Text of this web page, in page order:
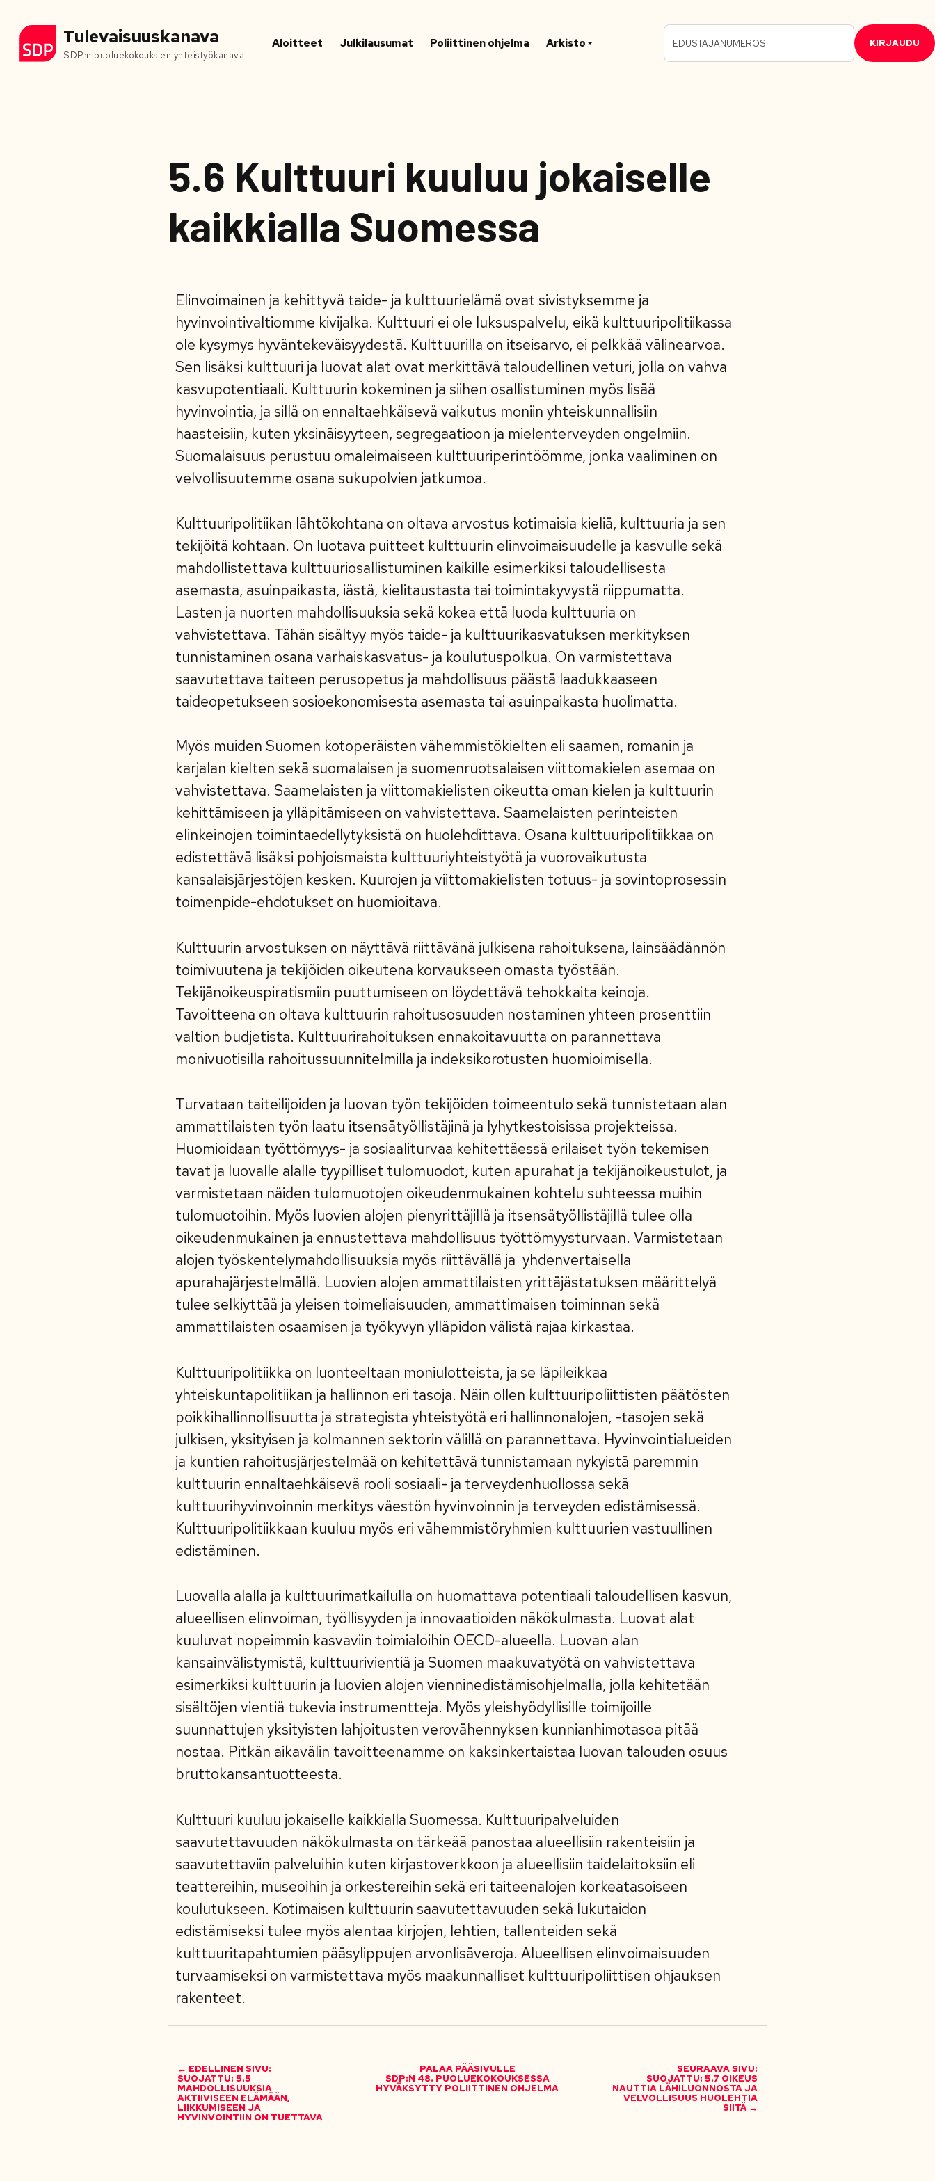
Tulevaisuuskanava
SDP:n puoluekokouksien yhteistyökanava
Aloitteet Julkilausumat Poliittinen ohjelma Arkisto KIRJAUDU
5.6 Kulttuuri kuuluu jokaiselle
kaikkialla Suomessa
Elinvoimainen ja kehittyvä taide- ja kulttuurielämä ovat sivistyksemme ja
hyvinvointivaltiomme kivijalka. Kulttuuri ei ole luksuspalvelu, eikä kulttuuripolitiikassa
ole kysymys hyväntekeväisyydestä. Kulttuurilla on itseisarvo, ei pelkkää välinearvoa.
Sen lisäksi kulttuuri ja luovat alat ovat merkittävä taloudellinen veturi, jolla on vahva
kasvupotentiaali. Kulttuurin kokeminen ja siihen osallistuminen myös lisää
hyvinvointia, ja sillä on ennaltaehkäisevä vaikutus moniin yhteiskunnallisiin
haasteisiin, kuten yksinäisyyteen, segregaatioon ja mielenterveyden ongelmiin.
Suomalaisuus perustuu omaleimaiseen kulttuuriperintöömme, jonka vaaliminen on
velvollisuutemme osana sukupolvien jatkumoa.
Kulttuuripolitiikan lähtökohtana on oltava arvostus kotimaisia kieliä, kulttuuria ja sen
tekijöitä kohtaan. On luotava puitteet kulttuurin elinvoimaisuudelle ja kasvulle sekä
mahdollistettava kulttuuriosallistuminen kaikille esimerkiksi taloudellisesta
asemasta, asuinpaikasta, iästä, kielitaustasta tai toimintakyvystä riippumatta.
Lasten ja nuorten mahdollisuuksia sekä kokea että luoda kulttuuria on
vahvistettava. Tähän sisältyy myös taide- ja kulttuurikasvatuksen merkityksen
tunnistaminen osana varhaiskasvatus- ja koulutuspolkua. On varmistettava
saavutettava taiteen perusopetus ja mahdollisuus päästä laadukkaaseen
taideopetukseen sosioekonomisesta asemasta tai asuinpaikasta huolimatta.
Myös muiden Suomen kotoperäisten vähemmistökielten eli saamen, romanin ja
karjalan kielten sekä suomalaisen ja suomenruotsalaisen viittomakielen asemaa on
vahvistettava. Saamelaisten ja viittomakielisten oikeutta oman kielen ja kulttuurin
kehittämiseen ja ylläpitämiseen on vahvistettava. Saamelaisten perinteisten
elinkeinojen toimintaedellytyksistä on huolehdittava. Osana kulttuuripolitiikkaa on
edistettävä lisäksi pohjoismaista kulttuuriyhteistyötä ja vuorovaikutusta
kansalaisjärjestöjen kesken. Kuurojen ja viittomakielisten totuus- ja sovintoprosessin
toimenpide-ehdotukset on huomioitava.
Kulttuurin arvostuksen on näyttävä riittävänä julkisena rahoituksena, lainsäädännön
toimivuutena ja tekijöiden oikeutena korvaukseen omasta työstään.
Tekijänoikeuspiratismiin puuttumiseen on löydettävä tehokkaita keinoja.
Tavoitteena on oltava kulttuurin rahoitusosuuden nostaminen yhteen prosenttiin
valtion budjetista. Kulttuurirahoituksen ennakoitavuutta on parannettava
monivuotisilla rahoitussuunnitelmilla ja indeksikorotusten huomioimisella.
Turvataan taiteilijoiden ja luovan työn tekijöiden toimeentulo sekä tunnistetaan alan
ammattilaisten työn laatu itsensätyöllistäjinä ja lyhytkestoisissa projekteissa.
Huomioidaan työttömyys- ja sosiaaliturvaa kehitettäessä erilaiset työn tekemisen
tavat ja luovalle alalle tyypilliset tulomuodot, kuten apurahat ja tekijänoikeustulot, ja
varmistetaan näiden tulomuotojen oikeudenmukainen kohtelu suhteessa muihin
tulomuotoihin. Myös luovien alojen pienyrittäjillä ja itsensätyöllistäjillä tulee olla
oikeudenmukainen ja ennustettava mahdollisuus työttömyysturvaan. Varmistetaan
alojen työskentelymahdollisuuksia myös riittävällä ja ­ yhdenvertaisella
apurahajärjestelmällä. Luovien alojen ammattilaisten yrittäjästatuksen määrittelyä
tulee selkiyttää ja yleisen toimeliaisuuden, ammattimaisen toiminnan sekä
ammattilaisten osaamisen ja työkyvyn ylläpidon välistä rajaa kirkastaa.
Kulttuuripolitiikka on luonteeltaan moniulotteista, ja se läpileikkaa
yhteiskuntapolitiikan ja hallinnon eri tasoja. Näin ollen kulttuuripoliittisten päätösten
poikkihallinnollisuutta ja strategista yhteistyötä eri hallinnonalojen, -tasojen sekä
julkisen, yksityisen ja kolmannen sektorin välillä on parannettava. Hyvinvointialueiden
ja kuntien rahoitusjärjestelmää on kehitettävä tunnistamaan nykyistä paremmin
kulttuurin ennaltaehkäisevä rooli sosiaali- ja terveydenhuollossa sekä
kulttuurihyvinvoinnin merkitys väestön hyvinvoinnin ja terveyden edistämisessä.
Kulttuuripolitiikkaan kuuluu myös eri vähemmistöryhmien kulttuurien vastuullinen
edistäminen.
Luovalla alalla ja kulttuurimatkailulla on huomattava potentiaali taloudellisen kasvun,
alueellisen elinvoiman, työllisyyden ja innovaatioiden näkökulmasta. Luovat alat
kuuluvat nopeimmin kasvaviin toimialoihin OECD-alueella. Luovan alan
kansainvälistymistä, kulttuurivientiä ja Suomen maakuvatyötä on vahvistettava
esimerkiksi kulttuurin ja luovien alojen vienninedistämisohjelmalla, jolla kehitetään
sisältöjen vientiä tukevia instrumentteja. Myös yleishyödyllisille toimijoille
suunnattujen yksityisten lahjoitusten verovähennyksen kunnianhimotasoa pitää
nostaa. Pitkän aikavälin tavoitteenamme on kaksinkertaistaa luovan talouden osuus
bruttokansantuotteesta.
Kulttuuri kuuluu jokaiselle kaikkialla Suomessa. Kulttuuripalveluiden
saavutettavuuden näkökulmasta on tärkeää panostaa alueellisiin rakenteisiin ja
saavutettaviin palveluihin kuten kirjastoverkkoon ja alueellisiin taidelaitoksiin eli
teattereihin, museoihin ja orkestereihin sekä eri taiteenalojen korkeatasoiseen
koulutukseen. Kotimaisen kulttuurin saavutettavuuden sekä lukutaidon
edistämiseksi tulee myös alentaa kirjojen, lehtien, tallenteiden sekä
kulttuuritapahtumien pääsylippujen arvonlisäveroja. Alueellisen elinvoimaisuuden
turvaamiseksi on varmistettava myös maakunnalliset kulttuuripoliittisen ohjauksen
rakenteet.
← EDELLINEN SIVU:
SUOJATTU: 5.5
MAHDOLLISUUKSIA
AKTIIVISEEN ELÄMÄÄN,
LIIKKUMISEEN JA
HYVINVOINTIIN ON TUETTAVA
PALAA PÄÄSIVULLE
SDP:N 48. PUOLUEKOKOUKSESSA
HYVÄKSYTTY POLIITTINEN OHJELMA
SEURAAVA SIVU:
SUOJATTU: 5.7 OIKEUS
NAUTTIA LÄHILUONNOSTA JA
VELVOLLISUUS HUOLEHTIA
SIITÄ →